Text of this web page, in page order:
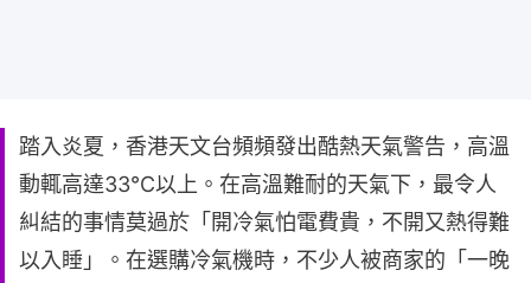
踏入炎夏，香港天文台頻頻發出酷熱天氣警告，高溫
動輒高達33℃以上。在高溫難耐的天氣下，最令人
糾結的事情莫過於「開冷氣怕電費貴，不開又熱得難
以入睡」。在選購冷氣機時，不少人被商家的「一晚